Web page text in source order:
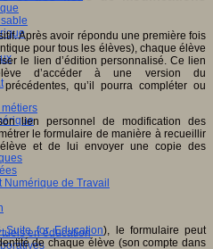
de Travail
en éducation
Après avoir répondu une première fois
pour tous les élèves), chaque élève
le lien d’édition personnalisé. Ce lien
d’accéder à une version du
qu’il pourra compléter ou
lien personnel de modification des
le formulaire de manière à recueillir
élève et de lui envoyer une copie des
Suite for Education), le formulaire peut
de chaque élève (son compte dans